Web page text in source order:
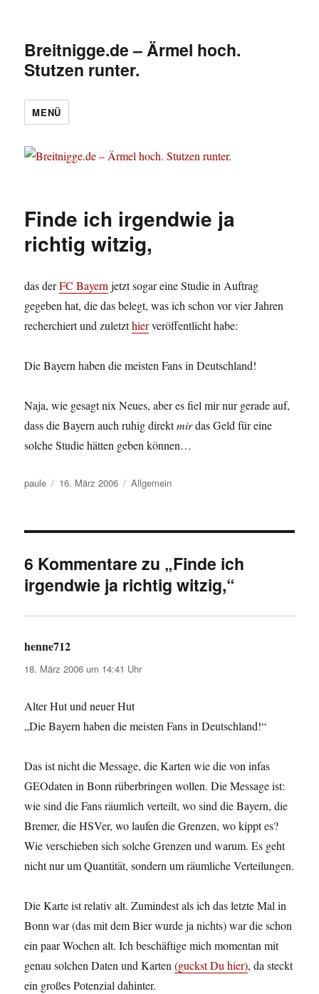
Breitnigge.de – Ärmel hoch.
Stutzen runter.
MENÜ
Finde ich irgendwie ja
richtig witzig,
das derFC Bayernjetzt sogar eine Studie in Auftrag
gegeben hat, die das belegt, was ich schon vor vier Jahren
recherchiert und zuletzthierveröffentlicht habe:
Die Bayern haben die meisten Fans in Deutschland!
Naja, wie gesagt nix Neues, aber es fiel mir nur gerade auf,
dass die Bayern auch ruhig direktmirdas Geld für eine
solche Studie hätten geben können…
Autor
paule
Veröffentlicht
16. März 2006 Kategorien
Allgemein
6 Kommentare zu „Finde ich
irgendwie ja richtig witzig,“
henne712
18. März 2006 um 14:41 Uhr
Alter Hut und neuer Hut
„Die Bayern haben die meisten Fans in Deutschland!“
Das ist nicht die Message, die Karten wie die von infas
GEOdaten in Bonn rüberbringen wollen. Die Message ist:
wie sind die Fans räumlich verteilt, wo sind die Bayern, die
Bremer, die HSVer, wo laufen die Grenzen, wo kippt es?
Wie verschieben sich solche Grenzen und warum. Es geht
nicht nur um Quantität, sondern um räumliche Verteilungen.
Die Karte ist relativ alt. Zumindest als ich das letzte Mal in
Bonn war (das mit dem Bier wurde ja nichts) war die schon
ein paar Wochen alt. Ich beschäftige mich momentan mit
genau solchen Daten und Karten(guckst Du hier), da steckt
ein großes Potenzial dahinter.